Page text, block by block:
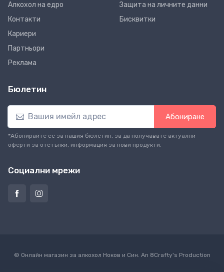
Алкохол на едро
Контакти
Кариери
Партньори
Реклама
Защита на личните данни
Бисквитки
Бюлетин
Абониране
*Абонирайте се за нашия бюлетин, за да получавате актуални
оферти за отстъпки, информация за нови продукти.
Социални мрежи
© Онлайн магазин за алкохол Ноков и Син. An 8Crafty's Production